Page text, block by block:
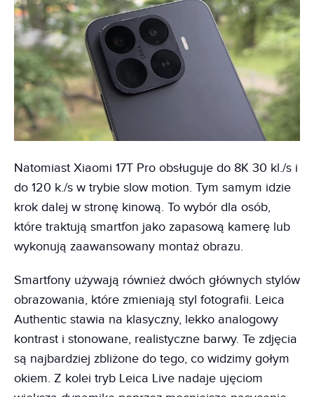
Natomiast Xiaomi 17T Pro obsługuje do 8K 30 kl./s i
do 120 k./s w trybie slow motion. Tym samym idzie
krok dalej w stronę kinową. To wybór dla osób,
które traktują smartfon jako zapasową kamerę lub
wykonują zaawansowany montaż obrazu.
Smartfony używają również dwóch głównych stylów
obrazowania, które zmieniają styl fotografii. Leica
Authentic stawia na klasyczny, lekko analogowy
kontrast i stonowane, realistyczne barwy. Te zdjęcia
są najbardziej zbliżone do tego, co widzimy gołym
okiem. Z kolei tryb Leica Live nadaje ujęciom